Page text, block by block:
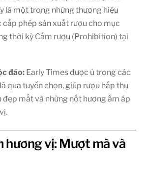
là một trong những thương hiệu
cấp phép sản xuất rượu cho mục
thời kỳ Cấm rượu (Prohibition) tại
đáo: Early Times được ủ trong các
qua tuyển chọn, giúp rượu hấp thụ
đẹp mắt và những nốt hương ấm áp
hương vị: Mượt mà và